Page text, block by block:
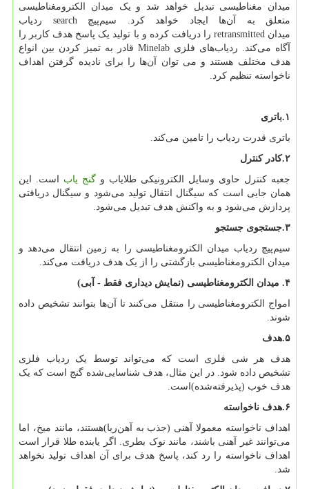
میدان مغناطیسی تبدیل خواهد شد و یک میدان الکترومغناطیسی
متعلق به آن‌ها ایجاد خواهد کرد. سیم‌پیچ search ردیاب
میدان retransmitted را دریافت کرده و با تولید یک پاسخ هدف کاربر را
آگاه می‌کند. ردیاب‌های فلزی Minelab قادر به تمیز کردن بین انواع
هدف مختلف هستند و می توان آن‌ها را برای نادیده گرفتن اهداف
ناخواسته تنظیم کرد.
۱ .باتری
باتری قدرت ردیاب را تامین می‌کند.
۲.کادر کنترل
جعبه کنترل حاوی وسایل الکترونیکی طلایاب و گنج یاب است. این
همان جایی است که سیگنال انتقال تولید می‌شود و سیگنال دریافتی
پردازش می‌شود و به واکنش هدف تبدیل می‌شود.
۳.جستجوی جستجو
سیم‌پیچ ردیاب میدان الکترومغناطیسی را به زمین انتقال می‌دهد و
میدان الکترومغناطیسی بازگشتی را از یک هدف دریافت می‌کند.
۴. میدان الکترومغناطیسی (نمایش دیداری فقط - آبی)
امواج الکترومغناطیسی را منتقل می‌کنند تا آن‌ها بتوانند تشخیص داده
شوند.
۵.هدف
هدف هر شی فلزی است که می‌تواند توسط یک ردیاب فلزی
تشخیص داده شود. در این مثال، هدف شناسایی‌شده گنج است که یک
هدف خوب (پذیرفته‌شده)است.
۶.هدف ناخواسته
اهداف ناخواسته معمولا آهنی (جذب به آهن‌ربا)هستند، مانند میخ، اما
می‌توانند غیر آهنی باشند، مانند نوک بطری. اگر یابنده طلا قرار است
اهداف ناخواسته را رد کند، پاسخ هدف برای آن اهداف تولید نخواهد
شد.